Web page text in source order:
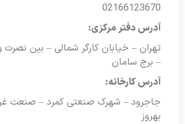
02166123670
آدرس دفتر مرکزی:
تهران – خیابان کارگر شمالی – بین نصرت و
– برج سامان
آدرس کارخانه:
جاجرود – شهرک صنعتی کمرد – صنعت
بهروز